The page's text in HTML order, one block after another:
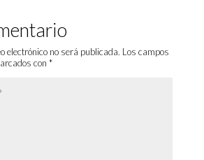
electrónico no será publicada. Los campos
con *